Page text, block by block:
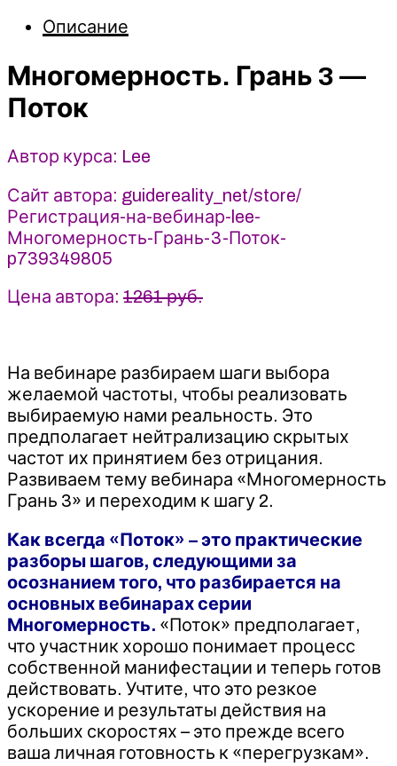
Поток
(2025)
Lee
Описание
Многомерность. Грань 3 —
Поток
Автор курса: Lee
Сайт автора: guidereality_net/store/
Регистрация-на-вебинар-lee-
Многомерность-Грань-3-Поток-
p739349805
Цена автора: 1261 руб.
На вебинаре разбираем шаги выбора
желаемой частоты, чтобы реализовать
выбираемую нами реальность. Это
предполагает нейтрализацию скрытых
частот их принятием без отрицания.
Развиваем тему вебинара «Многомерность
Грань 3» и переходим к шагу 2.
Как всегда «Поток» – это практические
разборы шагов, следующими за
осознанием того, что разбирается на
основных вебинарах серии
Многомерность. «Поток» предполагает,
что участник хорошо понимает процесс
собственной манифестации и теперь готов
действовать. Учтите, что это резкое
ускорение и результаты действия на
больших скоростях – это прежде всего
ваша личная готовность к «перегрузкам».